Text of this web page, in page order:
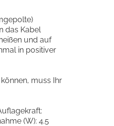
das Kabel
und auf
in positiver
muss Ihr
(W): 4.5